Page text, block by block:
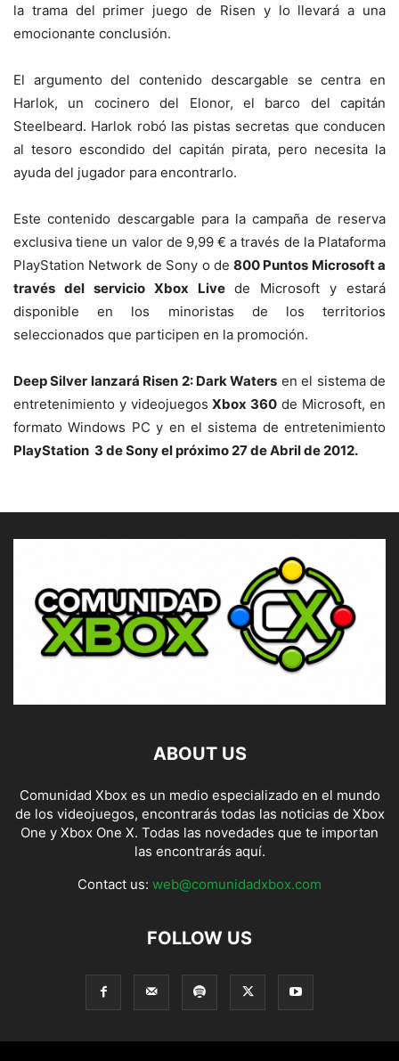
la trama del primer juego de Risen y lo llevará a una
emocionante conclusión.
El argumento del contenido descargable se centra en
Harlok, un cocinero del Elonor, el barco del capitán
Steelbeard. Harlok robó las pistas secretas que conducen
al tesoro escondido del capitán pirata, pero necesita la
ayuda del jugador para encontrarlo.
Este contenido descargable para la campaña de reserva
exclusiva tiene un valor de 9,99 € a través de la Plataforma
PlayStation Network de Sony o de 800 Puntos Microsoft a
través del servicio Xbox Livede Microsoft y estará
disponible en los minoristas de los territorios
seleccionados que participen en la promoción.
Deep Silver lanzará Risen 2: Dark Waters en el sistema de
entretenimiento y videojuegos Xbox 360 de Microsoft, en
formato Windows PC y en el sistema de entretenimiento
PlayStation 3 de Sony el próximo 27 de Abril de 2012.
ABOUT US
Comunidad Xbox es un medio especializado en el mundo
de los videojuegos, encontrarás todas las noticias de Xbox
One y Xbox One X. Todas las novedades que te importan
las encontrarás aquí.
Contact us: web@comunidadxbox.com
FOLLOW US